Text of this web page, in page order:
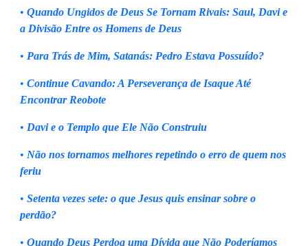
• Quando Ungidos de Deus Se Tornam Rivais: Saul, Davi e
a Divisão Entre os Homens de Deus
• Para Trás de Mim, Satanás: Pedro Estava Possuído?
• Continue Cavando: A Perseverança de Isaque Até
Encontrar Reobote
• Davi e o Templo que Ele Não Construiu
• Não nos tornamos melhores repetindo o erro de quem nos
feriu
• Setenta vezes sete: o que Jesus quis ensinar sobre o
perdão?
• Quando Deus Perdoa uma Dívida que Não Poderíamos